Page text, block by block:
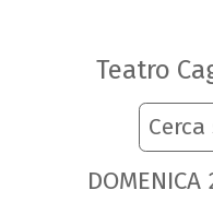
Teatro
DOMENICA